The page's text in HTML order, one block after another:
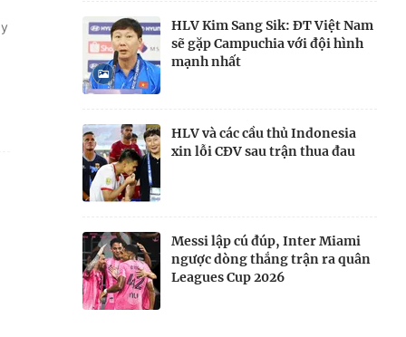
HLV Kim Sang Sik: ĐT Việt Nam
sẽ gặp Campuchia với đội hình
mạnh nhất
HLV và các cầu thủ Indonesia
xin lỗi CĐV sau trận thua đau
Messi lập cú đúp, Inter Miami
ngược dòng thắng trận ra quân
Leagues Cup 2026